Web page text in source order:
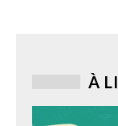
À